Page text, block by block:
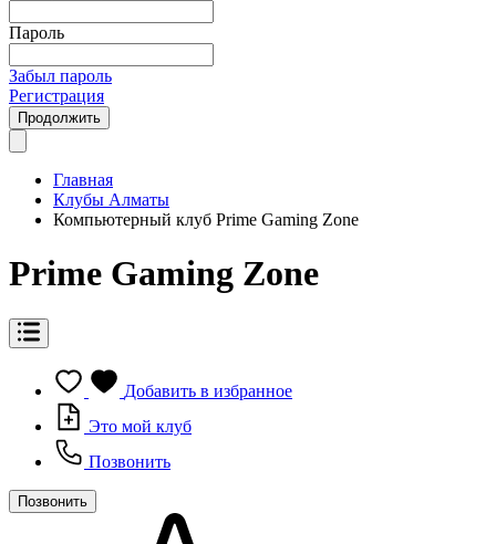
Пароль
Забыл пароль
Регистрация
Продолжить
Главная
Клубы Алматы
Компьютерный клуб Prime Gaming Zone
Prime Gaming Zone
Добавить в избранное
Это мой клуб
Позвонить
Позвонить